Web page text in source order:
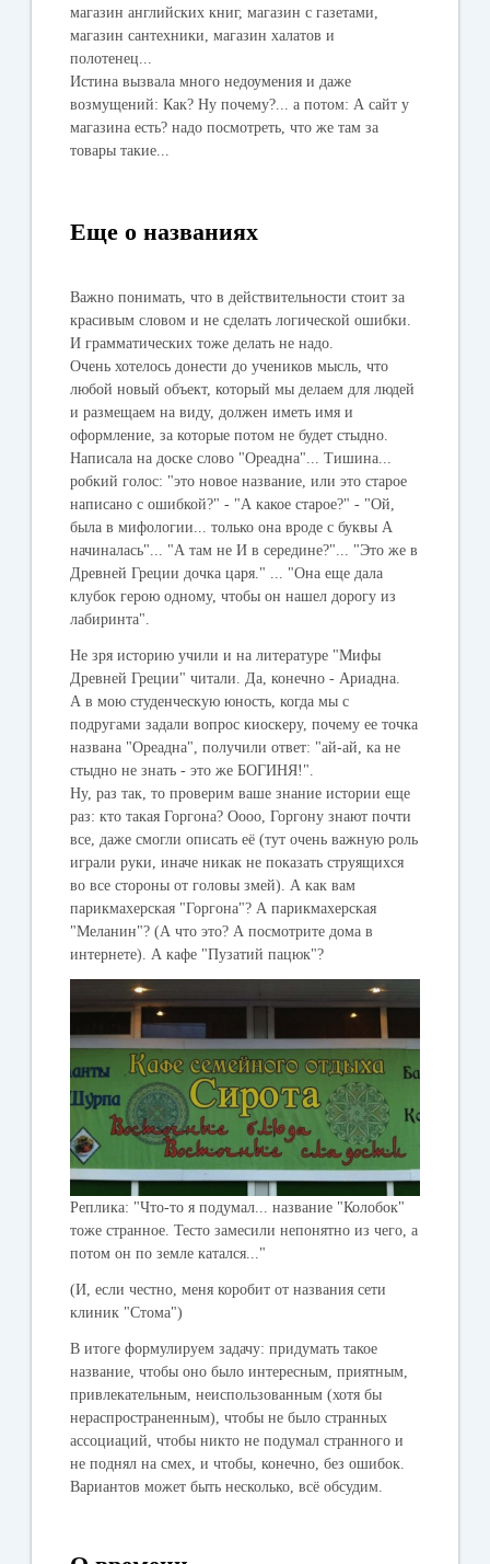
магазин английских книг, магазин с газетами,
магазин сантехники, магазин халатов и
полотенец...
Истина вызвала много недоумения и даже
возмущений: Как? Ну почему?... а потом: А сайт у
магазина есть? надо посмотреть, что же там за
товары такие...
Еще о названиях
Важно понимать, что в действительности стоит за
красивым словом и не сделать логической ошибки.
И грамматических тоже делать не надо.
Очень хотелось донести до учеников мысль, что
любой новый объект, который мы делаем для людей
и размещаем на виду, должен иметь имя и
оформление, за которые потом не будет стыдно.
Написала на доске слово "Ореадна"... Тишина...
робкий голос: "это новое название, или это старое
написано с ошибкой?" - "А какое старое?" - "Ой,
была в мифологии... только она вроде с буквы А
начиналась"... "А там не И в середине?"... "Это же в
Древней Греции дочка царя." ... "Она еще дала
клубок герою одному, чтобы он нашел дорогу из
лабиринта".
Не зря историю учили и на литературе "Мифы
Древней Греции" читали. Да, конечно - Ариадна.
А в мою студенческую юность, когда мы с
подругами задали вопрос киоскеру, почему ее точка
названа "Ореадна", получили ответ: "ай-ай, ка не
стыдно не знать - это же БОГИНЯ!".
Ну, раз так, то проверим ваше знание истории еще
раз: кто такая Горгона? Оооо, Горгону знают почти
все, даже смогли описать её (тут очень важную роль
играли руки, иначе никак не показать струящихся
во все стороны от головы змей). А как вам
парикмахерская "Горгона"? А парикмахерская
"Меланин"? (А что это? А посмотрите дома в
интернете). А кафе "Пузатий пацюк"?
Реплика: "Что-то я подумал... название "Колобок"
тоже странное. Тесто замесили непонятно из чего, а
потом он по земле катался..."
(И, если честно, меня коробит от названия сети
клиник "Стома")
В итоге формулируем задачу: придумать такое
название, чтобы оно было интересным, приятным,
привлекательным, неиспользованным (хотя бы
нераспространенным), чтобы не было странных
ассоциаций, чтобы никто не подумал странного и
не поднял на смех, и чтобы, конечно, без ошибок.
Вариантов может быть несколько, всё обсудим.